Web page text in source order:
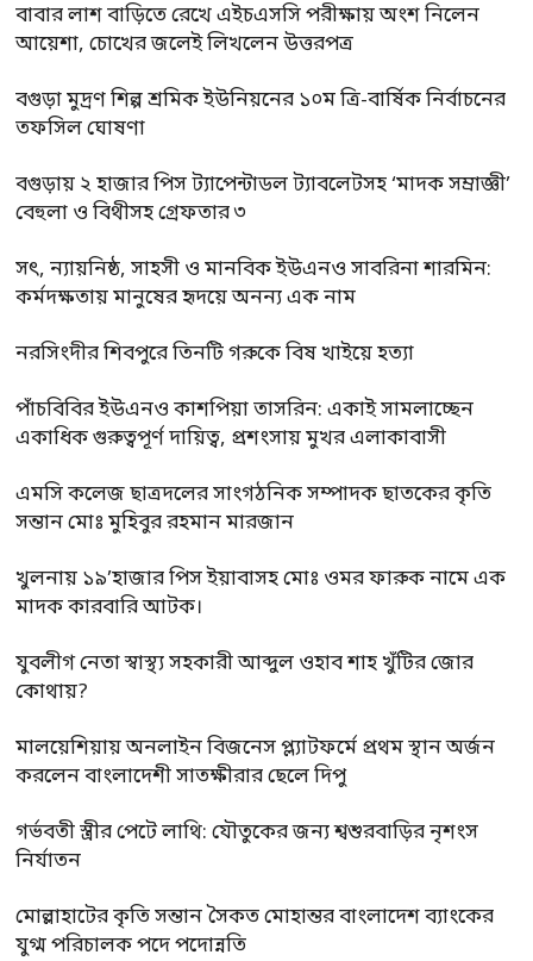
বাবার লাশ বাড়িতে রেখে এইচএসসি পরীক্ষায় অংশ নিলেন
আয়েশা, চোখের জলেই লিখলেন উত্তরপত্র
বগুড়া মুদ্রণ শিল্প শ্রমিক ইউনিয়নের ১০ম ত্রি-বার্ষিক নির্বাচনের
তফসিল ঘোষণা
বগুড়ায় ২ হাজার পিস ট্যাপেন্টাডল ট্যাবলেটসহ ‘মাদক সম্রাজ্ঞী’
বেহুলা ও বিথীসহ গ্রেফতার ৩
সৎ, ন্যায়নিষ্ঠ, সাহসী ও মানবিক ইউএনও সাবরিনা শারমিন:
কর্মদক্ষতায় মানুষের হৃদয়ে অনন্য এক নাম
নরসিংদীর শিবপুরে তিনটি গরুকে বিষ খাইয়ে হত্যা
পাঁচবিবির ইউএনও কাশপিয়া তাসরিন: একাই সামলাচ্ছেন
একাধিক গুরুত্বপূর্ণ দায়িত্ব, প্রশংসায় মুখর এলাকাবাসী
এমসি কলেজ ছাত্রদলের সাংগঠনিক সম্পাদক ছাতকের কৃতি
সন্তান মোঃ মুহিবুর রহমান মারজান
খুলনায় ১৯’হাজার পিস ইয়াবাসহ মোঃ ওমর ফারুক নামে এক
মাদক কারবারি আটক।
যুবলীগ নেতা স্বাস্থ্য সহকারী আব্দুল ওহাব শাহ খুঁটির জোর
কোথায়?
মালয়েশিয়ায় অনলাইন বিজনেস প্ল্যাটফর্মে প্রথম স্থান অর্জন
করলেন বাংলাদেশী সাতক্ষীরার ছেলে দিপু
গর্ভবতী স্ত্রীর পেটে লাথি: যৌতুকের জন্য শ্বশুরবাড়ির নৃশংস
নির্যাতন
মোল্লাহাটের কৃতি সন্তান সৈকত মোহান্তর বাংলাদেশ ব্যাংকের
যুগ্ম পরিচালক পদে পদোন্নতি